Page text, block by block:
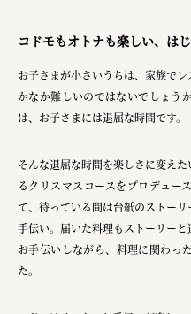
Smiles
Soup Stock Tokyo
メッセフランクフルト
キリンホールディング
ソロフレッシュコーヒ
コドモもオトナも楽しい、は
お子さまが小さいうちは、家族で
かなか難しいのではないでしょう
は、お子さまには退屈な時間です。
そんな退屈な時間を楽しさに変え
るクリスマスコースをプロデュー
て、待っている間は台紙のストー
手伝い。届いた料理もストーリー
お手伝いしながら、料理に関わっ
た。